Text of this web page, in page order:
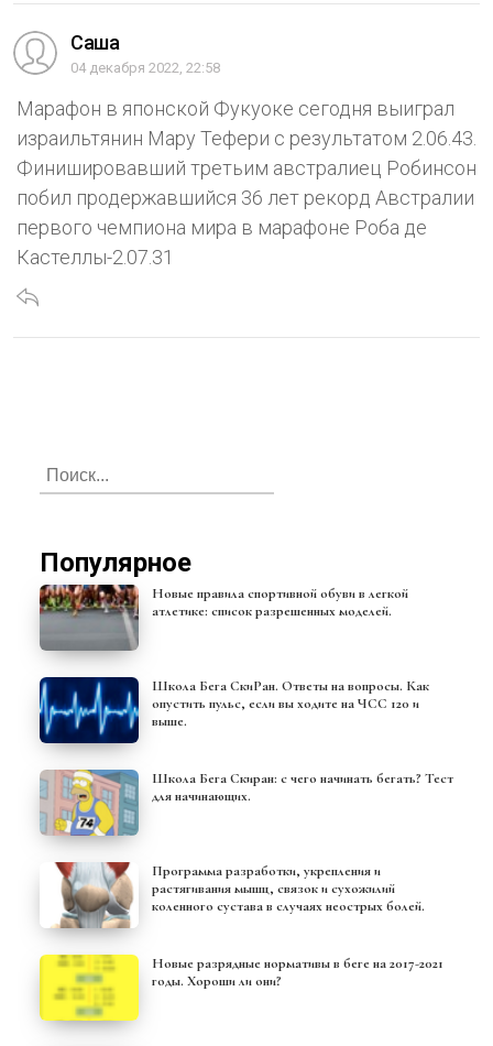
Саша
04 декабря 2022, 22:58
Марафон в японской Фукуоке сегодня выиграл
израильтянин Мару Тефери с результатом 2.06.43.
Финишировавший третьим австралиец Робинсон
побил продержавшийся 36 лет рекорд Австралии
первого чемпиона мира в марафоне Роба де
Кастеллы-2.07.31
Популярное
Новые правила спортивной обуви в легкой
атлетике: список разрешенных моделей.
Школа Бега СкиРан. Ответы на вопросы. Как
опустить пульс, если вы ходите на ЧСС 120 и
выше.
Школа Бега Скиран: с чего начинать бегать? Тест
для начинающих.
Программа разработки, укрепления и
растягивания мышц, связок и сухожилий
коленного сустава в случаях неострых болей.
Новые разрядные нормативы в беге на 2017-2021
годы. Хороши ли они?